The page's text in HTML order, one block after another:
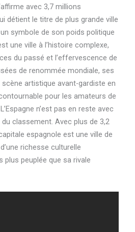
avec 3,7 millions
détient le titre de plus grande ville
un symbole de son poids politique
une ville à l’histoire complexe,
du passé et l’effervescence de
de renommée mondiale, ses
artistique avant-gardiste en
pour les amateurs de
n’est pas en reste avec
du classement. Avec plus de 3,2
espagnole est une ville de
richesse culturelle
plus peuplée que sa rivale